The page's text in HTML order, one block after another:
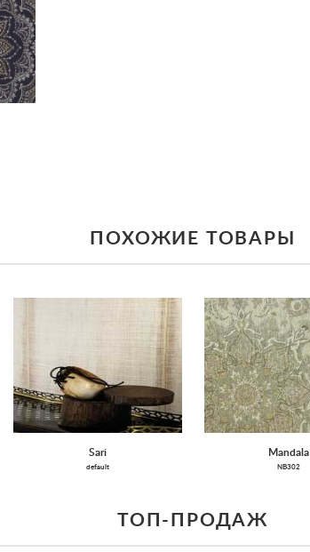
ПОХОЖИЕ ТОВАРЫ
Sari
default
Mandala
NB302
ТОП-ПРОДАЖ